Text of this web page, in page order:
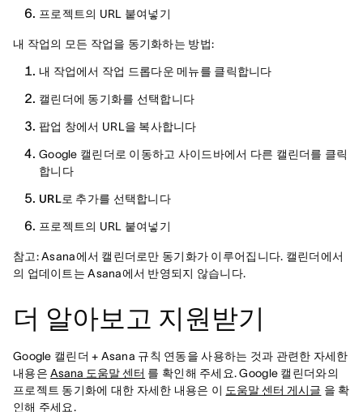
프로젝트의 URL 붙여넣기
내 작업의 모든 작업을 동기화하는 방법:
내 작업에서 작업 드롭다운 메뉴를 클릭합니다
캘린더에 동기화를 선택합니다
팝업 창에서 URL을 복사합니다
Google 캘린더로 이동하고 사이드바에서 다른 캘린더를 클릭
합니다
URL로 추가를 선택합니다
프로젝트의 URL 붙여넣기
참고: Asana에서 캘린더로만 동기화가 이루어집니다. 캘린더에서
의 업데이트는 Asana에서 반영되지 않습니다.
더 알아보고 지원받기
Google 캘린더 + Asana 규칙 연동을 사용하는 것과 관련한 자세한
내용은Asana 도움말 센터 를 확인해 주세요. Google 캘린더와의
프로젝트 동기화에 대한 자세한 내용은 이 도움말 센터 게시글 을 확
인해 주세요.